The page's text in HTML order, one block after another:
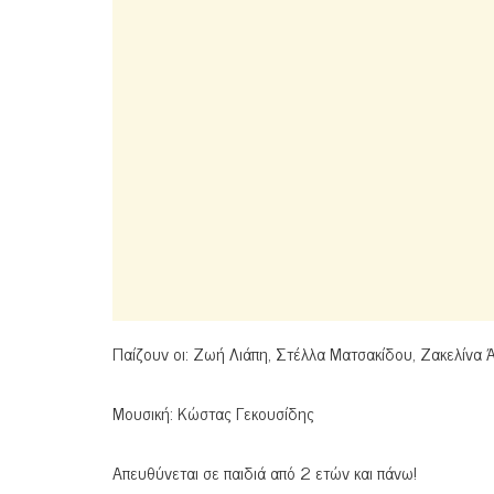
Παίζουν οι: Ζωή Λιάπη, Στέλλα Ματσακίδου, Ζακελίνα
Μουσική: Κώστας Γεκουσίδης
Απευθύνεται σε παιδιά από 2 ετών και πάνω!